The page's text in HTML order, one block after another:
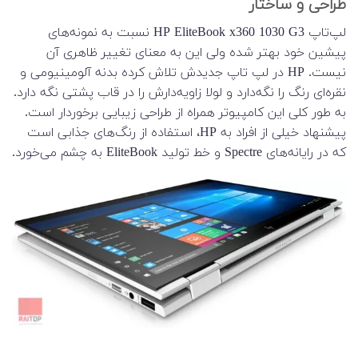
طراحی و ساختار
لپ‌تاپ HP EliteBook x360 1030 G3 نسبت به نمونه‌های
پیشین خود بهتر شده ولی این به معنای تغییر ظاهری آن
نیست. HP در لپ تاپ جدیدش تلاش کرده بدنه آلومینیومی و
نقره‌ای رنگ را نگه‌دارد و لولا زاویه‌دارش را در قاب پشتی نگه دارد.
به طور کلی این کامپیوتر همراه از طراحی زیبایی برخوردار است.
پیشنهاد خیلی از افراد به HP، استفاده از رنگ‌های جذابی است
که در رایانه‌های Spectre و خط تولید EliteBook به چشم می‌خورد.